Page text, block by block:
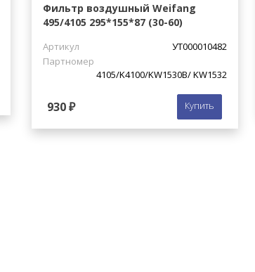
Фильтр воздушный Weifang
495/4105 295*155*87 (30-60)
Артикул
УТ000010482
Партномер
4105/K4100/KW1530B/ KW1532
930 ₽ Купить